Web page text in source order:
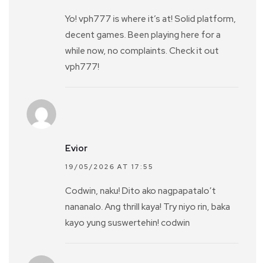
Yo! vph777 is where it’s at! Solid platform,
decent games. Been playing here for a
while now, no complaints. Check it out
vph777!
Evior
19/05/2026 AT 17:55
Codwin, naku! Dito ako nagpapatalo’t
nananalo. Ang thrill kaya! Try niyo rin, baka
kayo yung suswertehin! codwin